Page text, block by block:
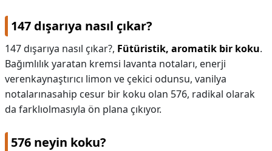
147 dışarıya nasıl çıkar?
147 dışarıya nasıl çıkar?, Fütüristik, aromatik bir koku.
Bağımlılık yaratan kremsi lavanta notaları, enerji
verenkaynaştırıcı limon ve çekici odunsu, vanilya
notalarınasahip cesur bir koku olan 576, radikal olarak
da farklıolmasıyla ön plana çıkıyor.
576 neyin koku?